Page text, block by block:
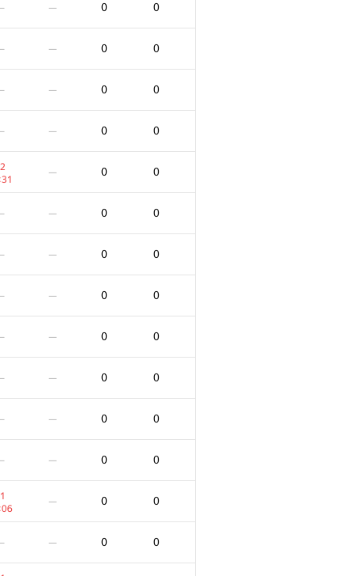
— 0 0
— 0 0
— 0 0
— 0 0
— 0 0
— 0 0
— 0 0
— 0 0
— 0 0
— 0 0
— 0 0
— 0 0
— 0 0
— 0 0